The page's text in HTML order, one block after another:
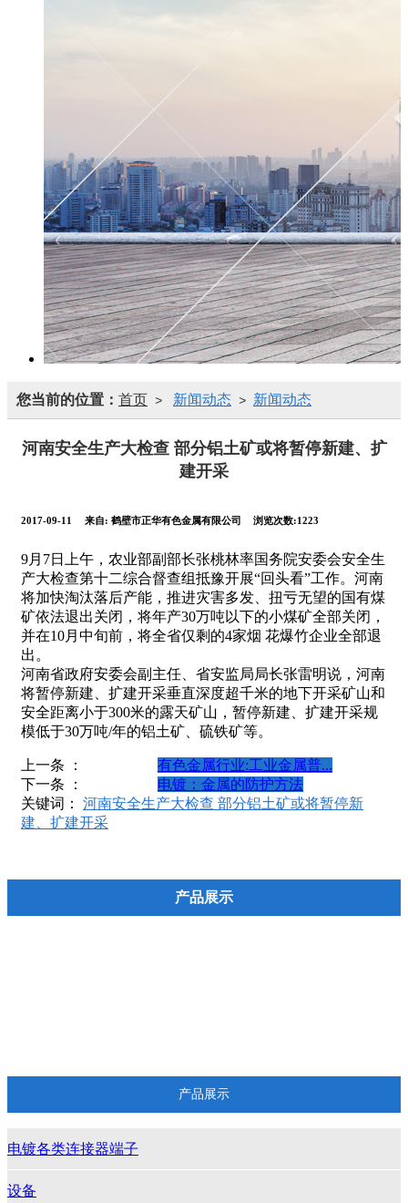
您当前的位置： 首页 > 新闻动态 > 新闻动态
河南安全生产大检查 部分铝土矿或将暂停新建、扩
建开采
2017-09-11 来自: 鹤壁市正华有色金属有限公司 浏览次数:1223
9月7日上午，农业部副部长张桃林率国务院安委会安全生
产大检查第十二综合督查组抵豫开展“回头看”工作。河南
将加快淘汰落后产能，推进灾害多发、扭亏无望的国有煤
矿依法退出关闭，将年产30万吨以下的小煤矿全部关闭，
并在10月中旬前，将全省仅剩的4家烟 花爆竹企业全部退
出。
河南省政府安委会副主任、省安监局局长张雷明说，河南
将暂停新建、扩建开采垂直深度超千米的地下开采矿山和
安全距离小于300米的露天矿山，暂停新建、扩建开采规
模低于30万吨/年的铝土矿、硫铁矿等。
上一条 ：
有色金属行业:工业金属普...
下一条 ：
电镀：金属的防护方法
关键词： 河南安全生产大检查 部分铝土矿或将暂停新
建、扩建开采
产品展示
产品展示
电镀各类连接器端子
设备